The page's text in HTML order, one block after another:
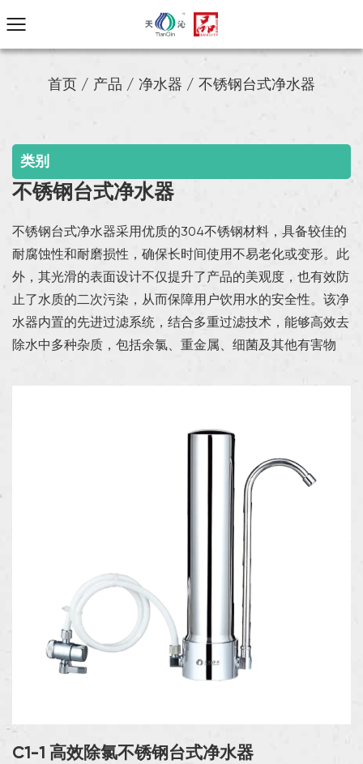
首页 / 产品 / 净水器 / 不锈钢台式净水器
类别
不锈钢台式净水器
不锈钢台式净水器采用优质的304不锈钢材料，具备较佳的
耐腐蚀性和耐磨损性，确保长时间使用不易老化或变形。此
外，其光滑的表面设计不仅提升了产品的美观度，也有效防
止了水质的二次污染，从而保障用户饮用水的安全性。该净
水器内置的先进过滤系统，结合多重过滤技术，能够高效去
除水中多种杂质，包括余氯、重金属、细菌及其他有害物
于桌面、厨房或其他空间，极大地节省了使用空间。同时，
设备具备冷热水双重功能，用户可以根据需要选择适宜的水
温，无论是冲泡饮品还是烹饪，都能轻松满足不同的需求。
Candle/PP/CTO/UF/GAC/CRM接头类型：1/4”尺寸：10 英
寸包装尺寸（厘米）：54*30*40 厘米件/盒：10 不锈钢 304
耐磨损； 强力滤芯，使用寿命长； 易于更换的过滤器系
统； 易于安装； 耐高压； 高效除氯、除锈蚀红虫沉淀物。
C1-1 高效除氯不锈钢台式净水器